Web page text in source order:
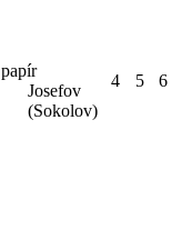
papír
Josefov
(Sokolov)
4 5 6